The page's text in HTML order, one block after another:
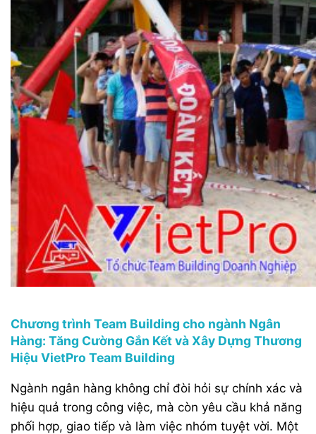
Chương trình Team Building cho ngành Ngân
Hàng: Tăng Cường Gắn Kết và Xây Dựng Thương
Hiệu VietPro Team Building
Ngành ngân hàng không chỉ đòi hỏi sự chính xác và
hiệu quả trong công việc, mà còn yêu cầu khả năng
phối hợp, giao tiếp và làm việc nhóm tuyệt vời. Một